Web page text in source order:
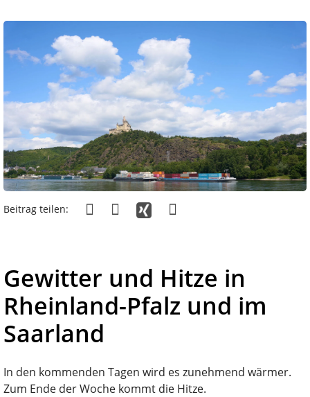
Beitrag teilen:
Gewitter und Hitze in
Rheinland-Pfalz und im
Saarland
In den kommenden Tagen wird es zunehmend wärmer.
Zum Ende der Woche kommt die Hitze.